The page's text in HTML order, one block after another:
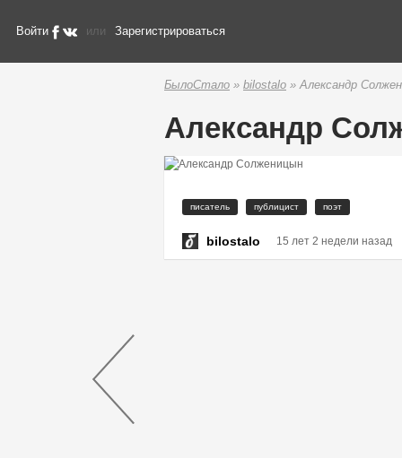
Войти или Зарегистрироваться
БылоСтало » bilostalo » Александр
Александр
писатель публицист поэт
bilostalo 15 лет 2 недели назад